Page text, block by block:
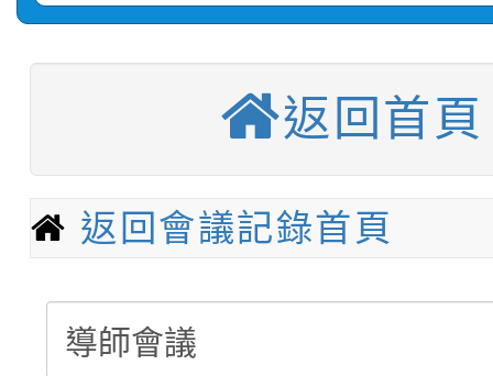
結果(第9招)
學年度第1學期第9次代
結果(第1招)
【甄選結果(第3招)】
學年度第1學期第8次
115學年度新生訓練注
結果
【甄選結果(第10招)】
結果(第10招)
學年度第1學期第9次代
轉知：本市公務人員協
返回首頁
返回會議記錄首頁